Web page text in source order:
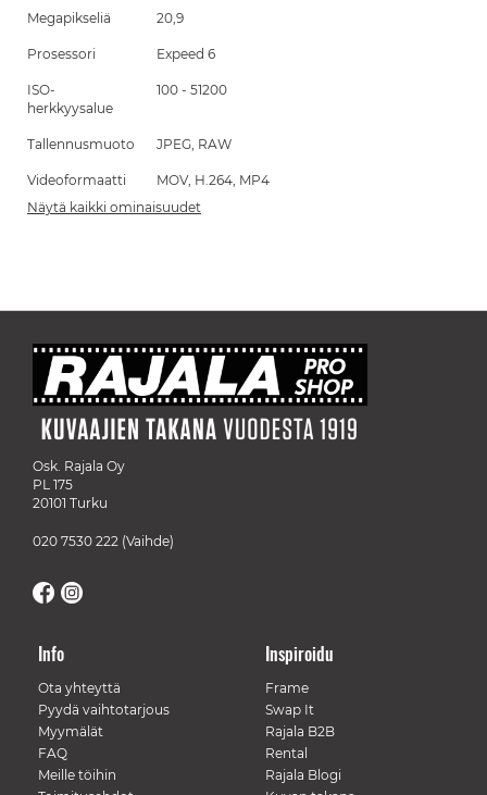
Megapikseliä 20,9
Prosessori Expeed 6
ISO-
herkkyysalue
100 - 51200
Tallennusmuoto JPEG, RAW
Videoformaatti
MOV, H.264, MP4
Näytä kaikki ominaisuudet
Osk. Rajala Oy
PL 175
20101 Turku
020 7530 222 (Vaihde)
Info
Ota yhteyttä
Pyydä vaihtotarjous
Myymälät
FAQ
Meille töihin
Inspiroidu
Frame
Swap It
Rajala B2B
Rental
Rajala Blogi